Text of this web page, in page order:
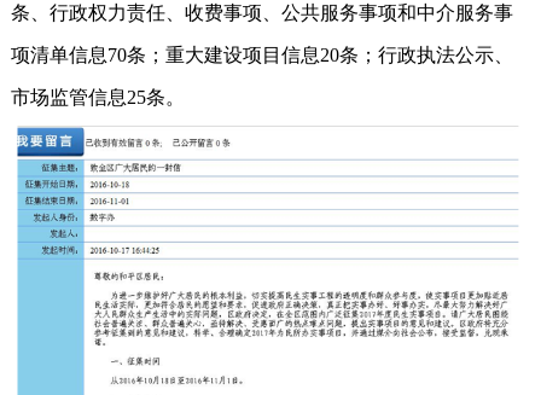
条、行政权力责任、收费事项、公共服务事项和中介服务事
项清单信息70条；重大建设项目信息20条；行政执法公示、
市场监管信息25条。